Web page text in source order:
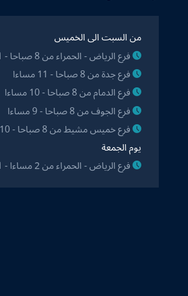
من السبت الى الخميس
فرع الرياض - الحمراء من 8 صباحا - 11 مساءا
فرع جدة من 8 صباحا - 11 مساءا
فرع الدمام من 8 صباحا - 10 مساءا
فرع الجوف من 8 صباحا - 9 مساءا
فرع خميس مشيط من 8 صباحا - 10 مساءا
يوم الجمعة
فرع الرياض - الحمراء من 2 مساءا - 11 مساءا